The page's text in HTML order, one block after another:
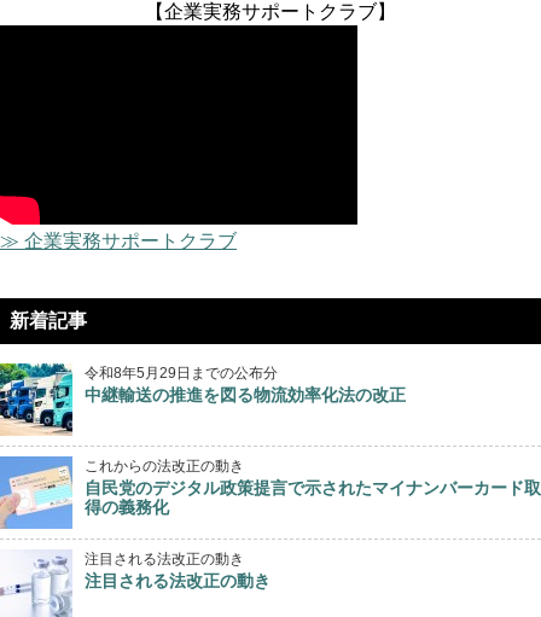
【企業実務サポートクラブ】
≫ 企業実務サポートクラブ
新着記事
令和8年5月29日までの公布分
中継輸送の推進を図る物流効率化法の改正
これからの法改正の動き
自民党のデジタル政策提言で示されたマイナンバーカード取
得の義務化
注目される法改正の動き
注目される法改正の動き